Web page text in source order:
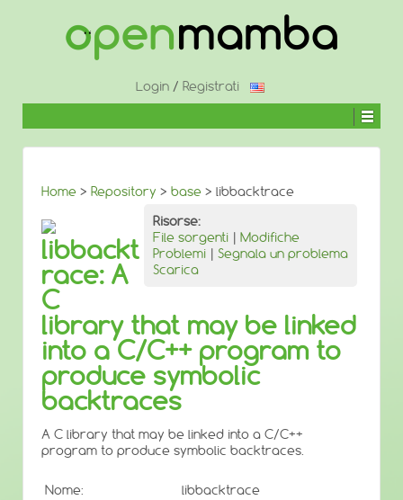
CONTENUTO
Login / Registrati
Home > Repository > base > libbacktrace
Risorse:
File sorgenti | Modifiche
Problemi | Segnala un problema
Scarica
libbackt
race: A
C
library that may be linked
into a C/C++ program to
produce symbolic
backtraces
A C library that may be linked into a C/C++
program to produce symbolic backtraces.
Nome:
libbacktrace